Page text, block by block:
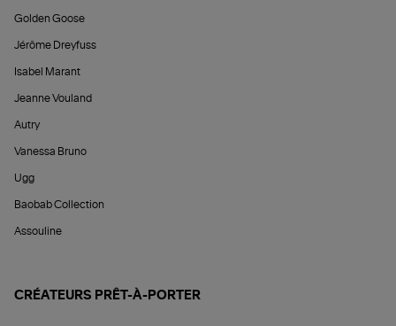
Golden Goose
Jérôme Dreyfuss
Isabel Marant
Jeanne Vouland
Autry
Vanessa Bruno
Ugg
Baobab Collection
Assouline
CRÉATEURS PRÊT-À-PORTER